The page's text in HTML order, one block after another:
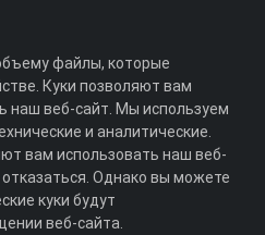
файлы, которые
Куки позволяют вам
наш веб-сайт. Мы используем
и аналитические.
вам использовать наш веб-
Однако вы можете
куки будут
веб-сайта.